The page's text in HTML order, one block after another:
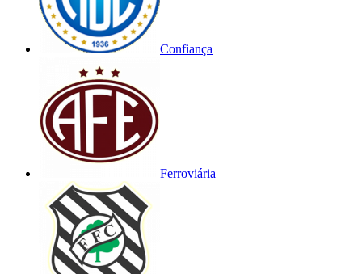
Confiança
Ferroviária